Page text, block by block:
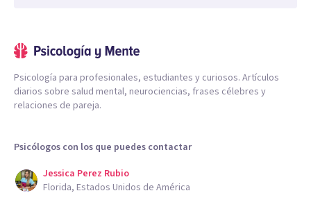
Psicología para profesionales, estudiantes y curiosos. Artículos
diarios sobre salud mental, neurociencias, frases célebres y
relaciones de pareja.
Psicólogos con los que puedes contactar
Jessica Perez Rubio
Florida, Estados Unidos de América